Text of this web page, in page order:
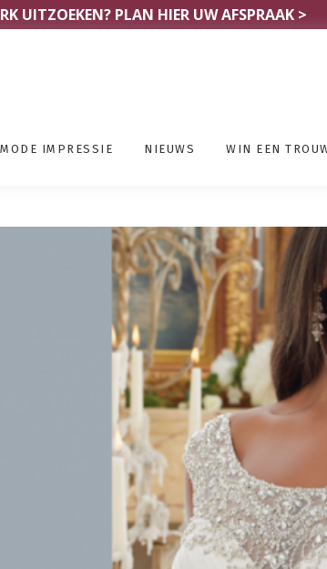
UITZOEKEN? PLAN HIER UW AFSPRAAK >
IMPRESSIE NIEUWS WIN EEN